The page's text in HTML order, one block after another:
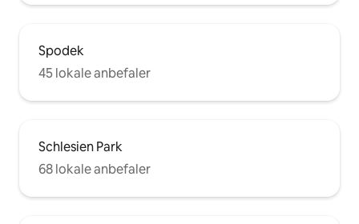
Spodek
45 lokale anbefaler
Schlesien Park
68 lokale anbefaler